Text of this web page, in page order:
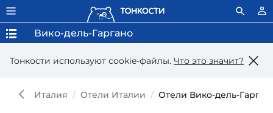
Тонкости используют сookie-файлы. Что это значит?
Вико-дель-Гаргано
Италия Отели Италии Отели Вико-дель-